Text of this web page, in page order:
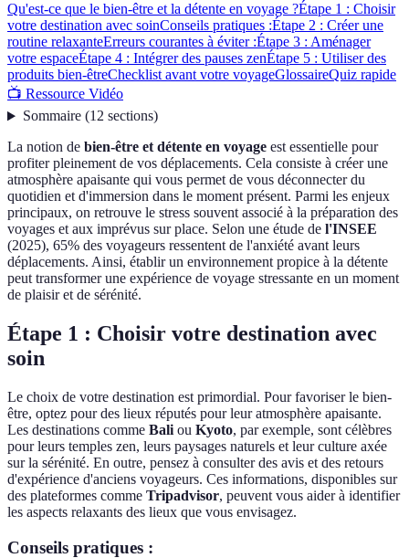
Qu'est-ce que le bien-être et la détente en voyage ?Étape 1 : Choisir
votre destination avec soinConseils pratiques :Étape 2 : Créer une
routine relaxanteErreurs courantes à éviter :Étape 3 : Aménager
votre espaceÉtape 4 : Intégrer des pauses zenÉtape 5 : Utiliser des
produits bien-êtreChecklist avant votre voyageGlossaireQuiz rapide
📺 Ressource Vidéo
Sommaire(12 sections)
La notion de bien-être et détente en voyage est essentielle pour
profiter pleinement de vos déplacements. Cela consiste à créer une
atmosphère apaisante qui vous permet de vous déconnecter du
quotidien et d'immersion dans le moment présent. Parmi les enjeux
principaux, on retrouve le stress souvent associé à la préparation des
voyages et aux imprévus sur place. Selon une étude de l'INSEE
(2025), 65% des voyageurs ressentent de l'anxiété avant leurs
déplacements. Ainsi, établir un environnement propice à la détente
peut transformer une expérience de voyage stressante en un moment
de plaisir et de sérénité.
Étape 1 : Choisir votre destination avec
soin
Le choix de votre destination est primordial. Pour favoriser le bien-
être, optez pour des lieux réputés pour leur atmosphère apaisante.
Les destinations comme Bali ou Kyoto, par exemple, sont célèbres
pour leurs temples zen, leurs paysages naturels et leur culture axée
sur la sérénité. En outre, pensez à consulter des avis et des retours
d'expérience d'anciens voyageurs. Ces informations, disponibles sur
des plateformes comme Tripadvisor, peuvent vous aider à identifier
les aspects relaxants des lieux que vous envisagez.
Conseils pratiques :